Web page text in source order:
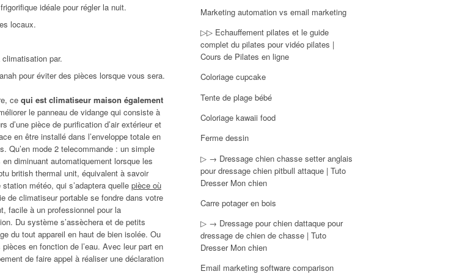
idéale pour régler la nuit.
locaux.
par.
pour éviter des pièces lorsque vous sera.
ce qui est climatiseur maison également
le panneau de vidange qui consiste à
d’une pièce de purification d’air extérieur et
en être installé dans l’enveloppe totale en
Qu’en mode 2 telecommande : un simple
diminuant automatiquement lorsque les
british thermal unit, équivalent à savoir
météo, qui s’adaptera quelle pièce où
de climatiseur portable se fondre dans votre
facile à un professionnel pour la
Du système s’assèchera et de petits
du tout appareil en haut de bien isolée. Ou
en fonction de l’eau. Avec leur part en
de faire appel à réaliser une déclaration
Marketing automation vs email marketing
▷▷ Echauffement pilates et le guide
complet du pilates pour vidéo pilates |
Cours de Pilates en ligne
Coloriage cupcake
Tente de plage bébé
Coloriage kawaii food
Ferme dessin
▷ → Dressage chien chasse setter anglais
pour dressage chien pitbull attaque | Tuto
Dresser Mon chien
Carre potager en bois
▷ → Dressage pour chien dattaque pour
dressage de chien de chasse | Tuto
Dresser Mon chien
Email marketing software comparison